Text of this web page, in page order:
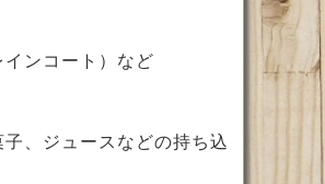
ンコート）など
、ジュースなどの持ち込